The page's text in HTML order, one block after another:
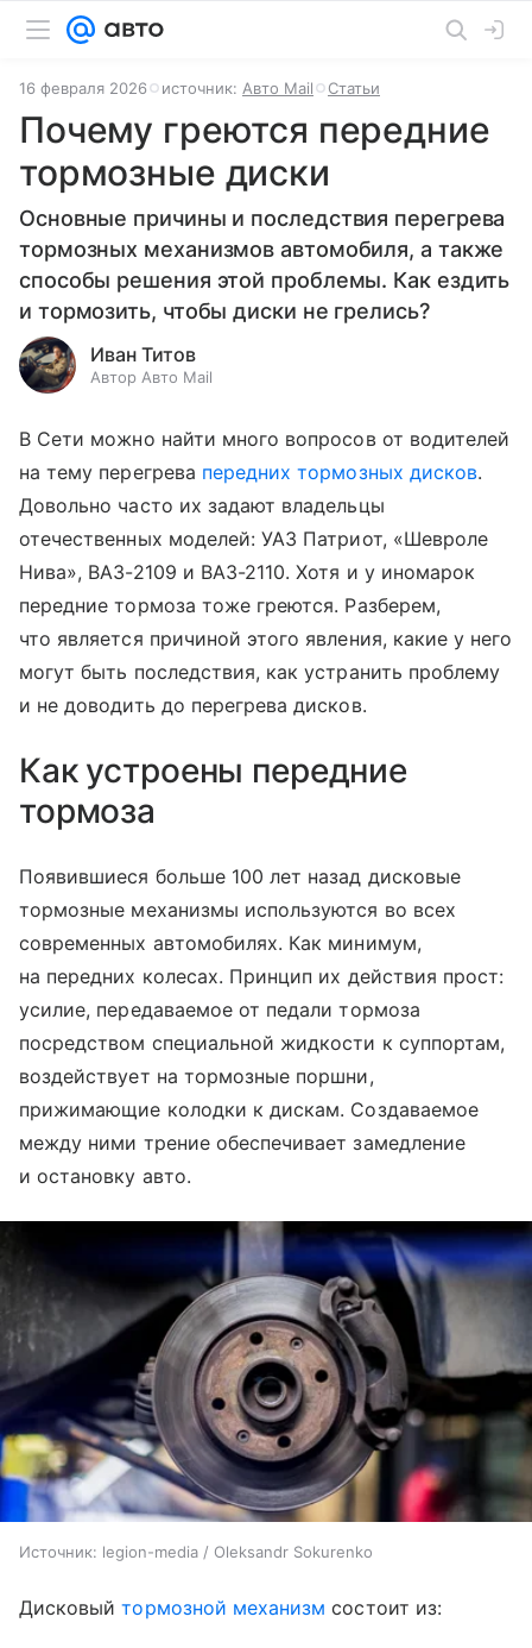
16 февраля 2026 источник: Авто Mail Статьи
Почему греются передние
тормозные диски
Основные причины и последствия перегрева
тормозных механизмов автомобиля, а также
способы решения этой проблемы. Как ездить
и тормозить, чтобы диски не грелись?
Иван Титов
Автор Авто Mail
В Сети можно найти много вопросов от водителей
на тему перегрева передних тормозных дисков.
Довольно часто их задают владельцы
отечественных моделей: УАЗ Патриот, «Шевроле
Нива», ВАЗ-2109 и ВАЗ-2110. Хотя и у иномарок
передние тормоза тоже греются. Разберем,
что является причиной этого явления, какие у него
могут быть последствия, как устранить проблему
и не доводить до перегрева дисков.
Как устроены передние
тормоза
Появившиеся больше 100 лет назад дисковые
тормозные механизмы используются во всех
современных автомобилях. Как минимум,
на передних колесах. Принцип их действия прост:
усилие, передаваемое от педали тормоза
посредством специальной жидкости к суппортам,
воздействует на тормозные поршни,
прижимающие колодки к дискам. Создаваемое
между ними трение обеспечивает замедление
и остановку авто.
Источник: legion-media / Oleksandr Sokurenko
Дисковыйтормозной механизм состоит из: